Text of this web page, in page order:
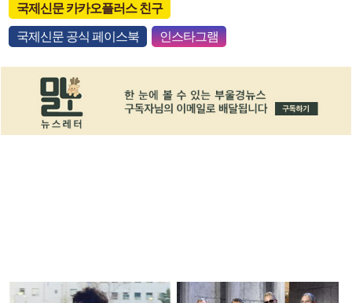
국제신문 카카오플러스 친구
국제신문 공식 페이스북 인스타그램